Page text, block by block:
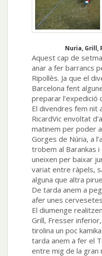
Nuria, Grill,
Aquest cap de
anar a fer barrancs
Ripollès. Ja que el
Barcelona fent
preparar l’expedició
El divendres fem nit
RicardVic envoltat
matinem per poder
Gorges de Núria, a
trobem al Barankas
uneixen per baixar
variat entre ràpels,
alguna que altra
De tarda anem a
afer unes
El diumenge
Grill, Fresser
tirolina un poc
tarda anem a fer el
entre mig de la gran